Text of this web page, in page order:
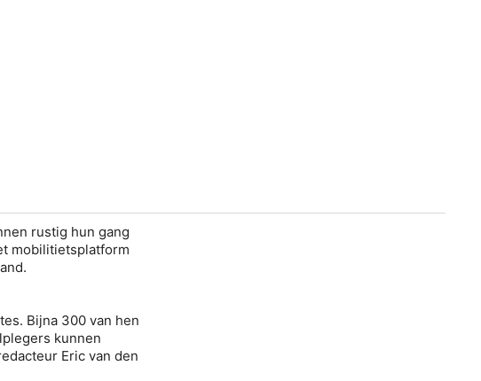
rustig hun gang
mobilitietsplatform
Bijna 300 van hen
kunnen
Eric van den